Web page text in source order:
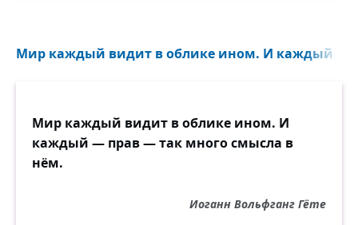
Мир каждый видит в облике ином. И каждый —
Мир каждый видит в облике ином. И
каждый — прав — так много смысла в
нём.
Иоганн Вольфганг Гёте